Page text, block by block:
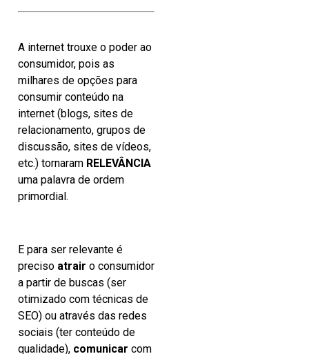
A internet trouxe o poder ao
consumidor, pois as
milhares de opções para
consumir conteúdo na
internet (blogs, sites de
relacionamento, grupos de
discussão, sites de vídeos,
etc.) tornaram RELEVÂNCIA
uma palavra de ordem
primordial.
E para ser relevante é
preciso atrair o consumidor
a partir de buscas (ser
otimizado com técnicas de
SEO) ou através das redes
sociais (ter conteúdo de
qualidade), comunicar com